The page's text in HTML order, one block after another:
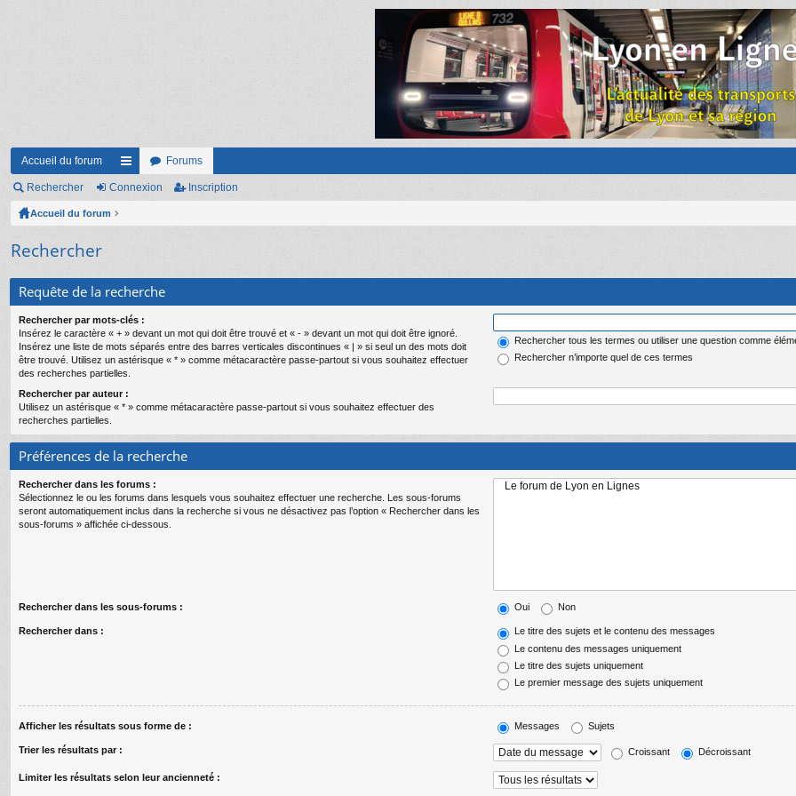
Accueil du forum
ac
s
Forums
Rechercher Connexion Inscription
Accueil du forum
Rechercher
Requête de la recherche
Rechercher par mots-clés :
Insérez le caractère « + » devant un mot qui doit être trouvé et « - » devant un mot qui doit être ignoré.
Insérez une liste de mots séparés entre des barres verticales discontinues « | » si seul un des mots doit
être trouvé. Utilisez un astérisque « * » comme métacaractère passe-partout si vous souhaitez effectuer
des recherches partielles.
Rechercher tous les termes ou utiliser une question comme
Rechercher n’importe quel de ces termes
Rechercher par auteur :
Utilisez un astérisque « * » comme métacaractère passe-partout si vous souhaitez effectuer des
recherches partielles.
Préférences de la recherche
Rechercher dans les forums :
Sélectionnez le ou les forums dans lesquels vous souhaitez effectuer une recherche. Les sous-forums
seront automatiquement inclus dans la recherche si vous ne désactivez pas l’option « Rechercher dans les
sous-forums » affichée ci-dessous.
Rechercher dans les sous-forums : Oui Non
Rechercher dans :
Le titre des sujets et le contenu des messages
Le contenu des messages uniquement
Le titre des sujets uniquement
Le premier message des sujets uniquement
Afficher les résultats sous forme de : Messages Sujets
Trier les résultats par : Croissant Décroissant
Limiter les résultats selon leur ancienneté :